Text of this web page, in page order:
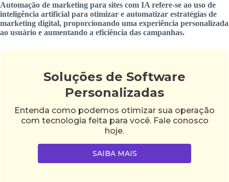
Automação de marketing para sites com IA refere-se ao uso de
inteligência artificial para otimizar e automatizar estratégias de
marketing digital, proporcionando uma experiência personalizada
ao usuário e aumentando a eficiência das campanhas.
Soluções de Software
Personalizadas
Entenda como podemos otimizar sua operação
com tecnologia feita para você. Fale conosco
hoje.
SAIBA MAIS